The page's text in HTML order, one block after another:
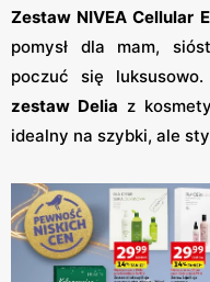
Zestaw NIVEA Cellular
pomysł dla mam,
poczuć się
zestaw Delia z
idealny na szybki, ale